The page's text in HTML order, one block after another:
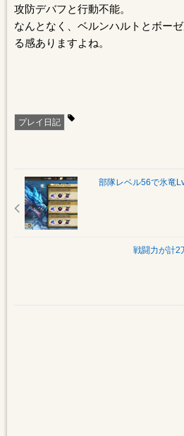
攻防デバフと行動不能。
なんとなく、ベルンハルトとボー
る感ありますよね。
プレイ日記
部隊レベル56で氷竜
戦闘力が計2